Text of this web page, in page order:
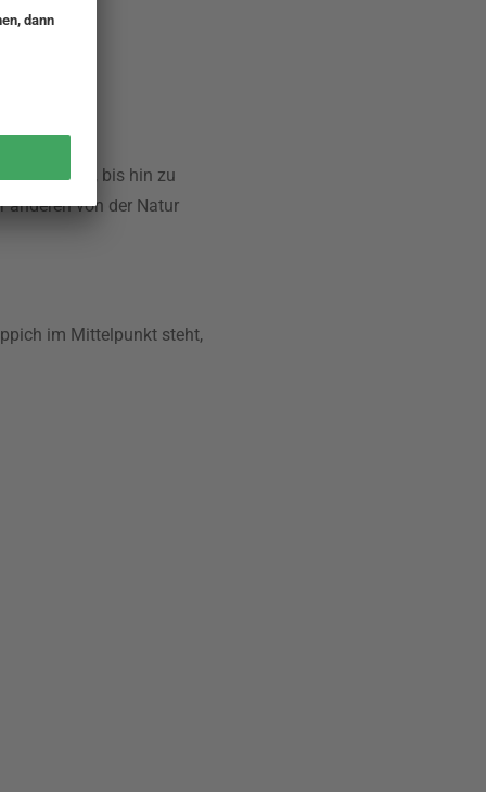
Teppichen, bis hin zu
anderen von der Natur
im Mittelpunkt steht,